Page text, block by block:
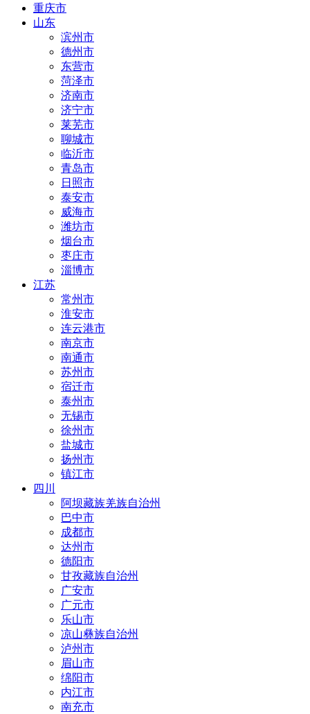
重庆市
山东
滨州市
德州市
东营市
菏泽市
济南市
济宁市
莱芜市
聊城市
临沂市
青岛市
日照市
泰安市
威海市
潍坊市
烟台市
枣庄市
淄博市
江苏
常州市
淮安市
连云港市
南京市
南通市
苏州市
宿迁市
泰州市
无锡市
徐州市
盐城市
扬州市
镇江市
四川
阿坝藏族羌族自治州
巴中市
成都市
达州市
德阳市
甘孜藏族自治州
广安市
广元市
乐山市
凉山彝族自治州
泸州市
眉山市
绵阳市
内江市
南充市